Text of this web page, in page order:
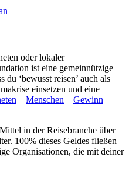
oder lokaler
ist eine gemeinnützige
‘bewusst reisen’ auch als
einsetzen und eine
– Menschen – Gewinn
in der Reisebranche über
100% dieses Geldes fließen
Organisationen, die mit deiner